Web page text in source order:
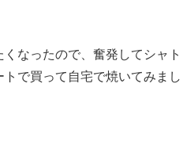
なったので、奮発してシャト
で買って自宅で焼いてみまし